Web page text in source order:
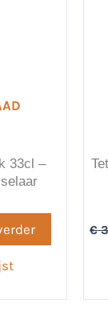
33cl –
€